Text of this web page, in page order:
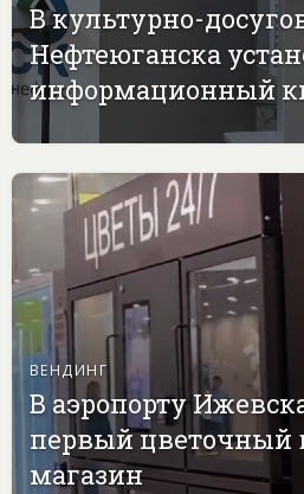
В культурно-
Нефтеюганска
информационный
ВЕНДИНГ
В аэропорту
первый цветочный
магазин